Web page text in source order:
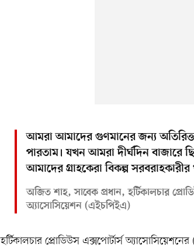
আমরা আমাদের গুণমানের জন্য
পারতাম। যখন আমরা দীর্ঘদিন বাজারে
আমাদের গ্রাহকেরা বিকল্প
অজিত শাহ, সাবেক প্রধান, হর্টিকালচার
অ্যাসোসিয়েশন (এইচপিইএ)
হর্টিকালচার প্রোডিউস এক্সপোর্টার্স